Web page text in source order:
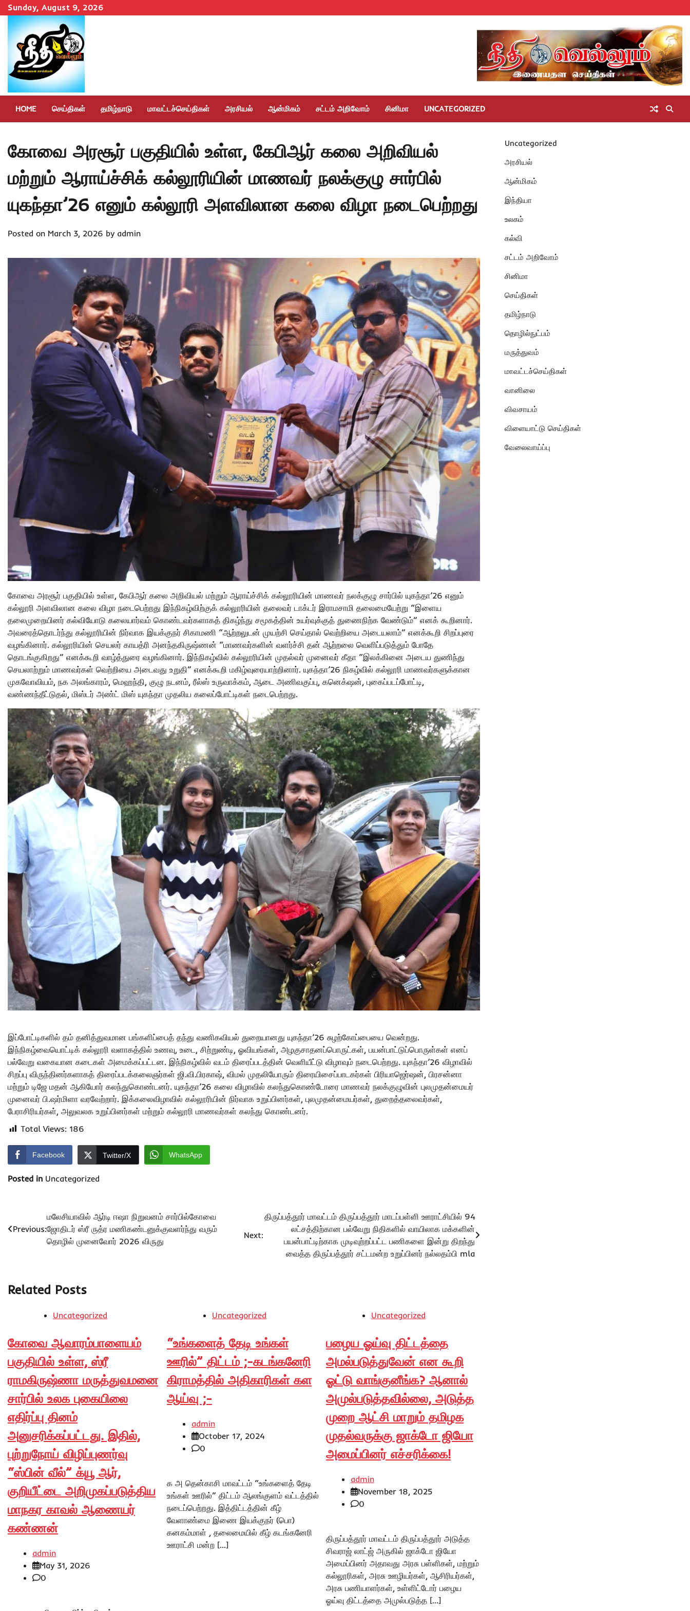
Skip
to
content
Sunday, August 9, 2026
Homeசெய்திகள்
தமிழ்நாடுமாவட்டச்செய்திகள்
அரசியல்ஆன்மிகம்
சட்டம்
அறிவோம்
சினிமா
HOME செய்திகள் தமிழ்நாடு மாவட்டச்செய்திகள் அரசியல் ஆன்மிகம் சட்டம் அறிவோம் சினிமா UNCATEGORIZED
கோவை அரசூர் பகுதியில் உள்ள, கேபிஆர் கலை அறிவியல்
மற்றும் ஆராய்ச்சிக் கல்லூரியின் மாணவர் நலக்குழு சார்பில்
யுகந்தா’26 எனும் கல்லூரி அளவிலான கலை விழா நடைபெற்றது
Posted on March 3, 2026 by admin
கோவை அரசூர் பகுதியில் உள்ள, கேபிஆர் கலை அறிவியல் மற்றும் ஆராய்ச்சிக் கல்லூரியின் மாணவர் நலக்குழு சார்பில் யுகந்தா’26 எனும்
கல்லூரி அளவிலான கலை விழா நடைபெற்றது இந்நிகழ்விற்குக் கல்லூரியின் தலைவர் டாக்டர் இராமசாமி தலைமையேற்று “இளைய
தலைமுறையினர் கல்வியோடு கலையார்வம் கொண்டவர்களாகத் திகழ்ந்து சமூகத்தின் உயர்வுக்குத் துணைநிற்க வேண்டும்” எனக் கூறினார்.
அவரைத்தொடர்ந்து கல்லூரியின் நிர்வாக இயக்குநர் சிகாமணி “ஆற்றலுடன் முயற்சி செய்தால் வெற்றியை அடையலாம்” எனக்கூறி சிறப்புரை
வழங்கினார். கல்லூரியின் செயலர் காயத்ரி அனந்தகிருஷ்ணன் “மாணவர்களின் வளர்ச்சி தன் ஆற்றலை வெளிப்படுத்தும் போதே
தொடங்குகிறது” எனக்கூறி வாழ்த்துரை வழங்கினார். இந்நிகழ்வில் கல்லூரியின் முதல்வர் முனைவர் கீதா “இலக்கினை அடைய துணிந்து
செயலாற்றும் மாணவர்கள் வெற்றியை அடைவது உறுதி” எனக்கூறி மகிழ்வுரையாற்றினார். யுகந்தா’26 நிகழ்வில் கல்லூரி மாணவர்களுக்கான
முகவோவியம், நக அலங்காரம், மெஹந்தி, குழு நடனம், ரீல்ஸ் உருவாக்கம், ஆடை அணிவகுப்பு, கனெக்‌ஷன், புகைப்படப்போட்டி,
வண்ணந்தீட்டுதல், மிஸ்டர் அண்ட் மிஸ் யுகந்தா முதலிய கலைப்போட்டிகள் நடைபெற்றது.
இப்போட்டிகளில் தம் தனித்துவமான பங்களிப்பைத் தந்து வணிகவியல் துறையானது யுகந்தா’26 சுழற்கோப்பையை வென்றது.
இந்நிகழ்வையொட்டிக் கல்லூரி வளாகத்தில் உணவு, உடை, சிற்றுண்டி, ஓவியங்கள், அழகுசாதனப்பொருட்கள், பயன்பாட்டுப்பொருள்கள் எனப்
பல்வேறு வகையான கடைகள் அமைக்கப்பட்டன. இந்நிகழ்வில் வடம் திரைப்படத்தின் வெளியீட்டு விழாவும் நடைபெற்றது. யுகந்தா’26 விழாவில்
சிறப்பு விருந்தினர்களாகத் திரைப்படக்கலைஞர்கள் ஜி.வி.பிரகாஷ், விமல் முதலியோரும் திரையிசைப்பாடகர்கள் பிரியாஜெர்ஷன், பிரசன்னா
மற்றும் டிஜே மதன் ஆகியோர் கலந்துகொண்டனர். யுகந்தா’26 கலை விழாவில் கலந்துகொண்டோரை மாணவர் நலக்குழுவின் புலமுதன்மையர்
முனைவர் பி.ஷர்மிளா வரவேற்றார். இக்கலைவிழாவில் கல்லூரியின் நிர்வாக உறுப்பினர்கள், புலமுதன்மையர்கள், துறைத்தலைவர்கள்,
பேராசிரியர்கள், அலுவலக உறுப்பினர்கள் மற்றும் கல்லூரி மாணவர்கள் கலந்து கொண்டனர்.
Total Views: 186
Facebook Twitter/X WhatsApp
Posted in Uncategorized
navigation
Previous:
மலேசியாவில் ஆர்டி ஈஷா நிறுவனம் சார்பில்கோவை
ஜோதிடர் ஸ்ரீ ருத்ர மணிகண்டனுக்குவளர்ந்து வரும்
தொழில் முனைவோர் 2026 விருது
Next:
திருப்பத்தூர் மாவட்டம் திருப்பத்தூர் மாடப்பள்ளி ஊராட்சியில் 94
லட்சத்திற்கான பல்வேறு நிதிகளில் வாயிலாக மக்களின்
பயன்பாட்டிற்காக முடிவுற்றப்பட்ட பணிகளை இன்று திறந்து
வைத்த திருப்பத்தூர் சட்டமன்ற உறுப்பினர் நல்லதம்பி mla
Related Posts
Uncategorized
கோவை ஆவாரம்பாளையம்
பகுதியில் உள்ள, ஸ்ரீ
ராமகிருஷ்ணா மருத்துவமனை
சார்பில் உலக புகையிலை
எதிர்ப்பு தினம்
அனுசரிக்கப்பட்டது. இதில்,
புற்றுநோய் விழிப்புணர்வு
“ஸ்பின் வீல்” க்யூ ஆர்,
குறியீட்டை அறிமுகப்படுத்திய
மாநகர காவல் ஆணையர்
கண்ணன்
admin
May 31, 2026
0
Uncategorized
“உங்களைத் தேடி உங்கள்
ஊரில்” திட்டம் ;-கடங்கனேரி
கிராமத்தில் அதிகாரிகள் கள
ஆய்வு ;-
admin
October 17, 2024
0
க அ தென்காசி மாவட்டம் “உங்களைத் தேடி
உங்கள் ஊரில்” திட்டம் ஆலங்குளம் வட்டத்தில்
நடைப்பெற்றது. இத்திட்டத்தின் கீழ்
வேளாண்மை இணை இயக்குநர் (பொ)
கனகம்மாள் , தலைமையில் கீழ் கடங்கனேரி
ஊராட்சி மன்ற […]
Uncategorized
பழைய ஓய்வு திட்டத்தை
அமல்படுத்துவேன் என கூறி
ஓட்டு வாங்குனீங்க? ஆனால்
அமுல்படுத்தவில்லை, அடுத்த
முறை ஆட்சி மாறும் தமிழக
முதல்வருக்கு ஜாக்டோ ஜியோ
அமைப்பினர் எச்சரிக்கை!
admin
November 18, 2025
0
திருப்பத்தூர் மாவட்டம் திருப்பத்தூர் அடுத்த
சிவராஜ் லாட்ஜ் அருகில் ஜாக்டோ ஜியோ
அமைப்பினர் அதாவது அரசு பள்ளிகள், மற்றும்
கல்லூரிகள், அரசு ஊழியர்கள், ஆசிரியர்கள்,
அரசு பணியாளர்கள், உள்ளிட்டோர் பழைய
ஓய்வு திட்டத்தை அமுல்படுத்த […]
Uncategorized
அரசியல்
ஆன்மிகம்
இந்தியா
உலகம்
கல்வி
சட்டம் அறிவோம்
சினிமா
செய்திகள்
தமிழ்நாடு
தொழில்நுட்பம்
மருத்துவம்
மாவட்டச்செய்திகள்
வானிலை
விவசாயம்
விளையாட்டு செய்திகள்
வேலைவாய்ப்பு